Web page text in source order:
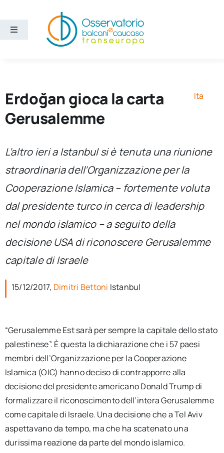
contenuto
Toggle
Ricerca e divulgazione
Sezioni
Chi siamo
per:
Newsletter
Ita
Erdoğan gioca la carta
Gerusalemme
Ita
L’altro ieri a Istanbul si è tenuta una riunione
straordinaria dell’Organizzazione per la
Cooperazione Islamica – fortemente voluta
dal presidente turco in cerca di leadership
nel mondo islamico – a seguito della
decisione USA di riconoscere Gerusalemme
capitale di Israele
15/12/2017, Dimitri Bettoni Istanbul
“Gerusalemme Est sarà per sempre la capitale dello stato
palestinese”. È questa la dichiarazione che i 57 paesi
membri dell’Organizzazione per la Cooperazione
Islamica (OIC) hanno deciso di contrapporre alla
decisione del presidente americano Donald Trump di
formalizzare il riconoscimento dell’intera Gerusalemme
come capitale di Israele. Una decisione che a Tel Aviv
aspettavano da tempo, ma che ha scatenato una
durissima reazione da parte del mondo islamico.